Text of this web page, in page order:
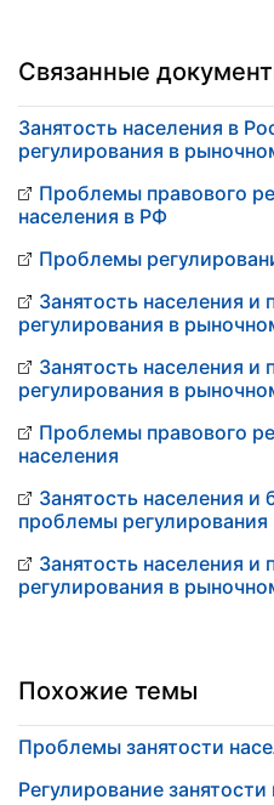
Связанные
Занятость населения в
регулирования в
Проблемы правового
населения в РФ
Проблемы
Занятость населения и
регулирования в
Занятость населения и
регулирования в
Проблемы правового
населения
Занятость населения и
проблемы регулирования
Занятость населения и
регулирования в
Похожие темы
Проблемы занятости
Регулирование занятости